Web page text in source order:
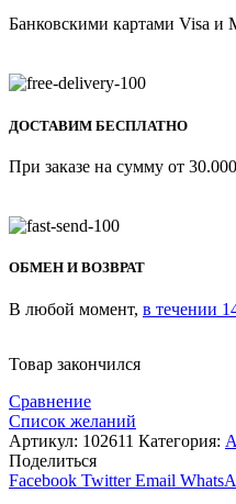
Банковскими картами Visa и
ДОСТАВИМ БЕСПЛАТНО
При заказе на сумму от
ОБМЕН И ВОЗВРАТ
В любой момент, в течении
Товар закончился
Сравнение
Список желаний
Артикул: 102611 Категория:
Поделиться
Facebook Twitter Email